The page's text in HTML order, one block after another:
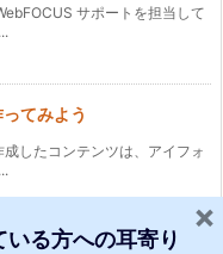
サポートを担当して
てみよう
したコンテンツは、アイフォ
る方への耳寄り
×